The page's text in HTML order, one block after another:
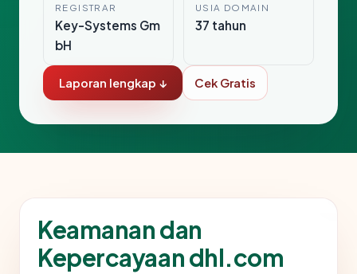
REGISTRAR
Key-Systems Gm
bH
USIA DOMAIN
37 tahun
Laporan lengkap ↓ Cek Gratis
Keamanan dan
Kepercayaan dhl.com